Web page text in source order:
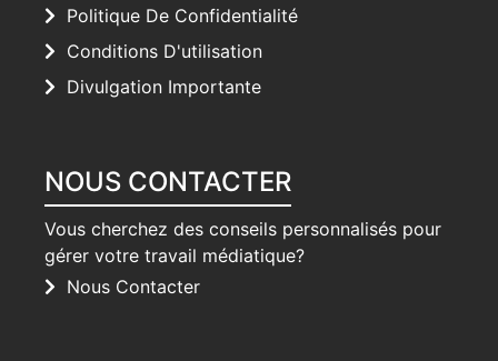
Politique De Confidentialité
Conditions D'utilisation
Divulgation Importante
NOUS CONTACTER
Vous cherchez des conseils personnalisés pour
gérer votre travail médiatique?
Nous Contacter